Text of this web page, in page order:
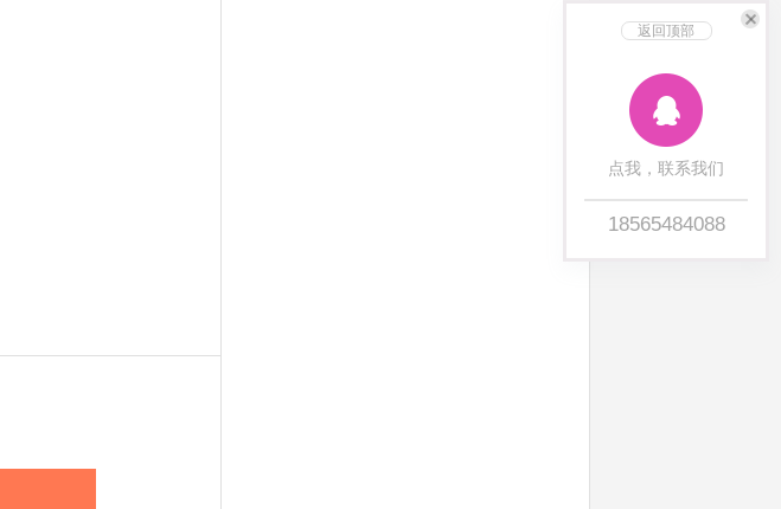
返回顶部
点我，联系我们
18565484088